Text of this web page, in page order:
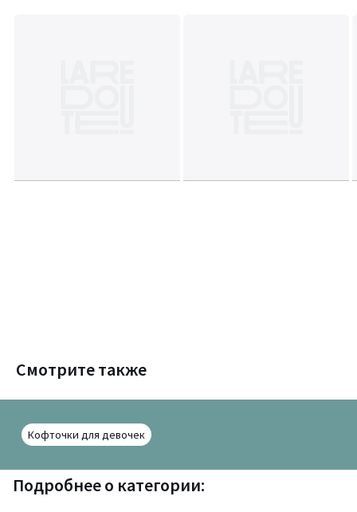
Смотрите также
Кофточки для девочек
Подробнее о категории: